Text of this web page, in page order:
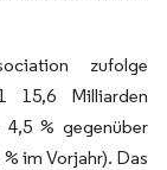
zufolge
15,6 Milliarden
4,5 % gegenüber
im Vorjahr). Das